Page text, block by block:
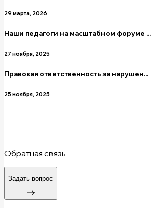
29 марта, 2026
Наши педагоги на масштабном форуме ...
27 ноября, 2025
Правовая ответственность за нарушен...
25 ноября, 2025
Обратная связь
Задать вопрос